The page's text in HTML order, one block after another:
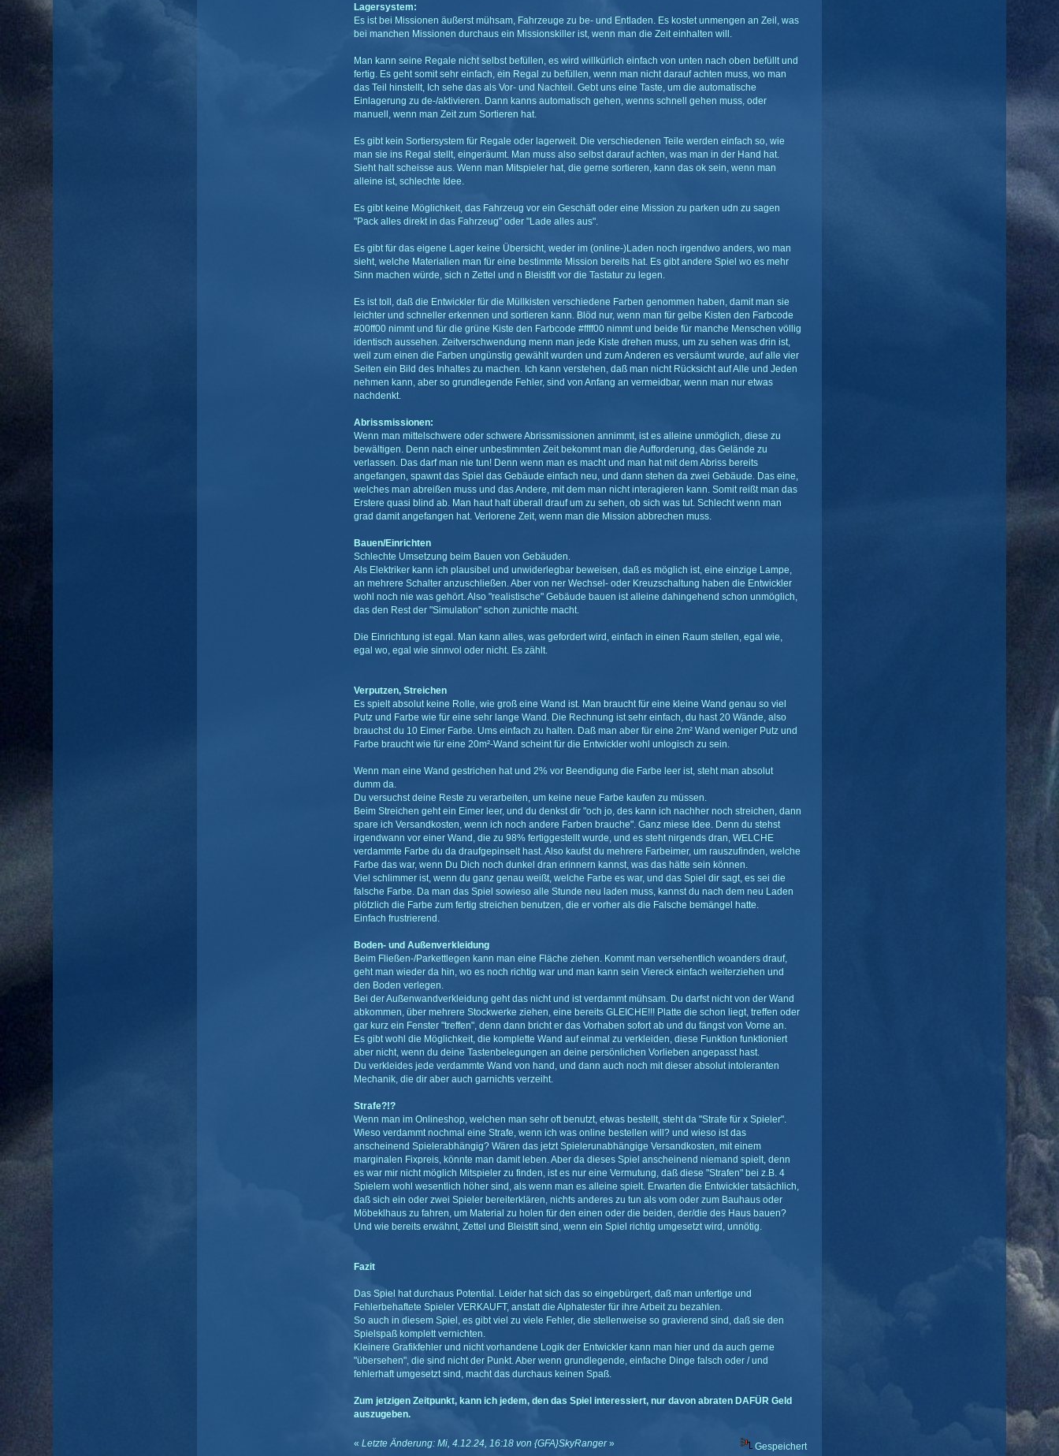
Lagersystem:
Es ist bei Missionen äußerst mühsam, Fahrzeuge zu be- und Entladen. Es kostet unmengen an Zeil, was
bei manchen Missionen durchaus ein Missionskiller ist, wenn man die Zeit einhalten will.
Man kann seine Regale nicht selbst befüllen, es wird willkürlich einfach von unten nach oben befüllt und
fertig. Es geht somit sehr einfach, ein Regal zu befüllen, wenn man nicht darauf achten muss, wo man
das Teil hinstellt, Ich sehe das als Vor- und Nachteil. Gebt uns eine Taste, um die automatische
Einlagerung zu de-/aktivieren. Dann kanns automatisch gehen, wenns schnell gehen muss, oder
manuell, wenn man Zeit zum Sortieren hat.
Es gibt kein Sortiersystem für Regale oder lagerweit. Die verschiedenen Teile werden einfach so, wie
man sie ins Regal stellt, eingeräumt. Man muss also selbst darauf achten, was man in der Hand hat.
Sieht halt scheisse aus. Wenn man Mitspieler hat, die gerne sortieren, kann das ok sein, wenn man
alleine ist, schlechte Idee.
Es gibt keine Möglichkeit, das Fahrzeug vor ein Geschäft oder eine Mission zu parken udn zu sagen
"Pack alles direkt in das Fahrzeug" oder "Lade alles aus".
Es gibt für das eigene Lager keine Übersicht, weder im (online-)Laden noch irgendwo anders, wo man
sieht, welche Materialien man für eine bestimmte Mission bereits hat. Es gibt andere Spiel wo es mehr
Sinn machen würde, sich n Zettel und n Bleistift vor die Tastatur zu legen.
Es ist toll, daß die Entwickler für die Müllkisten verschiedene Farben genommen haben, damit man sie
leichter und schneller erkennen und sortieren kann. Blöd nur, wenn man für gelbe Kisten den Farbcode
#00ff00 nimmt und für die grüne Kiste den Farbcode #ffff00 nimmt und beide für manche Menschen völlig
identisch aussehen. Zeitverschwendung menn man jede Kiste drehen muss, um zu sehen was drin ist,
weil zum einen die Farben ungünstig gewählt wurden und zum Anderen es versäumt wurde, auf alle vier
Seiten ein Bild des Inhaltes zu machen. Ich kann verstehen, daß man nicht Rücksicht auf Alle und Jeden
nehmen kann, aber so grundlegende Fehler, sind von Anfang an vermeidbar, wenn man nur etwas
nachdenkt.
Abrissmissionen:
Wenn man mittelschwere oder schwere Abrissmissionen annimmt, ist es alleine unmöglich, diese zu
bewältigen. Denn nach einer unbestimmten Zeit bekommt man die Aufforderung, das Gelände zu
verlassen. Das darf man nie tun! Denn wenn man es macht und man hat mit dem Abriss bereits
angefangen, spawnt das Spiel das Gebäude einfach neu, und dann stehen da zwei Gebäude. Das eine,
welches man abreißen muss und das Andere, mit dem man nicht interagieren kann. Somit reißt man das
Erstere quasi blind ab. Man haut halt überall drauf um zu sehen, ob sich was tut. Schlecht wenn man
grad damit angefangen hat. Verlorene Zeit, wenn man die Mission abbrechen muss.
Bauen/Einrichten
Schlechte Umsetzung beim Bauen von Gebäuden.
Als Elektriker kann ich plausibel und unwiderlegbar beweisen, daß es möglich ist, eine einzige Lampe,
an mehrere Schalter anzuschließen. Aber von ner Wechsel- oder Kreuzschaltung haben die Entwickler
wohl noch nie was gehört. Also "realistische" Gebäude bauen ist alleine dahingehend schon unmöglich,
das den Rest der "Simulation" schon zunichte macht.
Die Einrichtung ist egal. Man kann alles, was gefordert wird, einfach in einen Raum stellen, egal wie,
egal wo, egal wie sinnvol oder nicht. Es zählt.
Verputzen, Streichen
Es spielt absolut keine Rolle, wie groß eine Wand ist. Man braucht für eine kleine Wand genau so viel
Putz und Farbe wie für eine sehr lange Wand. Die Rechnung ist sehr einfach, du hast 20 Wände, also
brauchst du 10 Eimer Farbe. Ums einfach zu halten. Daß man aber für eine 2m² Wand weniger Putz und
Farbe braucht wie für eine 20m²-Wand scheint für die Entwickler wohl unlogisch zu sein.
Wenn man eine Wand gestrichen hat und 2% vor Beendigung die Farbe leer ist, steht man absolut
dumm da.
Du versuchst deine Reste zu verarbeiten, um keine neue Farbe kaufen zu müssen.
Beim Streichen geht ein Eimer leer, und du denkst dir "och jo, des kann ich nachher noch streichen, dann
spare ich Versandkosten, wenn ich noch andere Farben brauche". Ganz miese Idee. Denn du stehst
irgendwann vor einer Wand, die zu 98% fertiggestellt wurde, und es steht nirgends dran, WELCHE
verdammte Farbe du da draufgepinselt hast. Also kaufst du mehrere Farbeimer, um rauszufinden, welche
Farbe das war, wenn Du Dich noch dunkel dran erinnern kannst, was das hätte sein können.
Viel schlimmer ist, wenn du ganz genau weißt, welche Farbe es war, und das Spiel dir sagt, es sei die
falsche Farbe. Da man das Spiel sowieso alle Stunde neu laden muss, kannst du nach dem neu Laden
plötzlich die Farbe zum fertig streichen benutzen, die er vorher als die Falsche bemängel hatte.
Einfach frustrierend.
Boden- und Außenverkleidung
Beim Fließen-/Parkettlegen kann man eine Fläche ziehen. Kommt man versehentlich woanders drauf,
geht man wieder da hin, wo es noch richtig war und man kann sein Viereck einfach weiterziehen und
den Boden verlegen.
Bei der Außenwandverkleidung geht das nicht und ist verdammt mühsam. Du darfst nicht von der Wand
abkommen, über mehrere Stockwerke ziehen, eine bereits GLEICHE!!! Platte die schon liegt, treffen oder
gar kurz ein Fenster "treffen", denn dann bricht er das Vorhaben sofort ab und du fängst von Vorne an.
Es gibt wohl die Möglichkeit, die komplette Wand auf einmal zu verkleiden, diese Funktion funktioniert
aber nicht, wenn du deine Tastenbelegungen an deine persönlichen Vorlieben angepasst hast.
Du verkleides jede verdammte Wand von hand, und dann auch noch mit dieser absolut intoleranten
Mechanik, die dir aber auch garnichts verzeiht.
Strafe?!?
Wenn man im Onlineshop, welchen man sehr oft benutzt, etwas bestellt, steht da "Strafe für x Spieler".
Wieso verdammt nochmal eine Strafe, wenn ich was online bestellen will? und wieso ist das
anscheinend Spielerabhängig? Wären das jetzt Spielerunabhängige Versandkosten, mit einem
marginalen Fixpreis, könnte man damit leben. Aber da dieses Spiel anscheinend niemand spielt, denn
es war mir nicht möglich Mitspieler zu finden, ist es nur eine Vermutung, daß diese "Strafen" bei z.B. 4
Spielern wohl wesentlich höher sind, als wenn man es alleine spielt. Erwarten die Entwickler tatsächlich,
daß sich ein oder zwei Spieler bereiterklären, nichts anderes zu tun als vom oder zum Bauhaus oder
Möbeklhaus zu fahren, um Material zu holen für den einen oder die beiden, der/die des Haus bauen?
Und wie bereits erwähnt, Zettel und Bleistift sind, wenn ein Spiel richtig umgesetzt wird, unnötig.
Fazit
Das Spiel hat durchaus Potential. Leider hat sich das so eingebürgert, daß man unfertige und
Fehlerbehaftete Spieler VERKAUFT, anstatt die Alphatester für ihre Arbeit zu bezahlen.
So auch in diesem Spiel, es gibt viel zu viele Fehler, die stellenweise so gravierend sind, daß sie den
Spielspaß komplett vernichten.
Kleinere Grafikfehler und nicht vorhandene Logik der Entwickler kann man hier und da auch gerne
"übersehen", die sind nicht der Punkt. Aber wenn grundlegende, einfache Dinge falsch oder / und
fehlerhaft umgesetzt sind, macht das durchaus keinen Spaß.
Zum jetzigen Zeitpunkt, kann ich jedem, den das Spiel interessiert, nur davon abraten DAFÜR Geld
auszugeben.
«Letzte Änderung: Mi, 4.12.24, 16:18 von {GFA}SkyRanger» Gespeichert